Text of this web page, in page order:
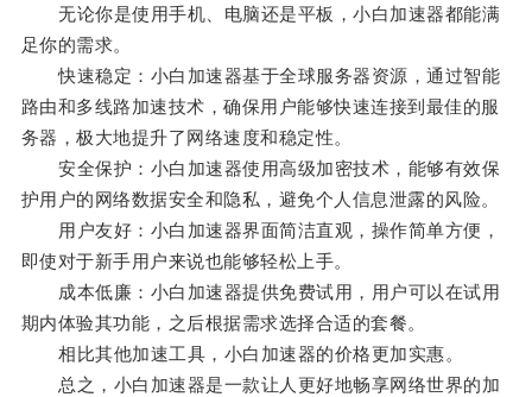
无论你是使用手机、电脑还是平板，小白加速器都能满
足你的需求。
快速稳定：小白加速器基于全球服务器资源，通过智能
路由和多线路加速技术，确保用户能够快速连接到最佳的服
务器，极大地提升了网络速度和稳定性。
安全保护：小白加速器使用高级加密技术，能够有效保
护用户的网络数据安全和隐私，避免个人信息泄露的风险。
用户友好：小白加速器界面简洁直观，操作简单方便，
即使对于新手用户来说也能够轻松上手。
成本低廉：小白加速器提供免费试用，用户可以在试用
期内体验其功能，之后根据需求选择合适的套餐。
相比其他加速工具，小白加速器的价格更加实惠。
总之，小白加速器是一款让人更好地畅享网络世界的加